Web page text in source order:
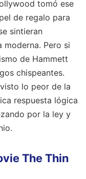
tomó ese
de regalo para
sintieran
Pero si
de Hammett
chispeantes.
lo peor de la
respuesta lógica
por la ley y
The Thin